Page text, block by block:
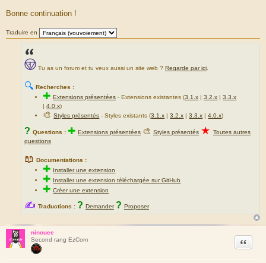
Bonne continuation !
Traduire en
Tu as un forum et tu veux aussi un site web ? Regarde par ici.
🔍 Recherches :
✚Extensions présentées - Extensions existantes (3.1.x |3.2.x |3.3.x
|4.0.x)
🎨Styles présentés - Styles existants (3.1.x |3.2.x |3.3.x |4.0.x)
? Questions : ✚ Extensions présentées 🎨 Styles présentés ★ Toutes autres
questions
📖 Documentations :
✚ Installer une extension
✚ Installer une extension téléchargée sur GitHub
✚Créer une extension
✍ Traductions : ? Demander ? Proposer
ninouee
Second rang EzCom
Citation